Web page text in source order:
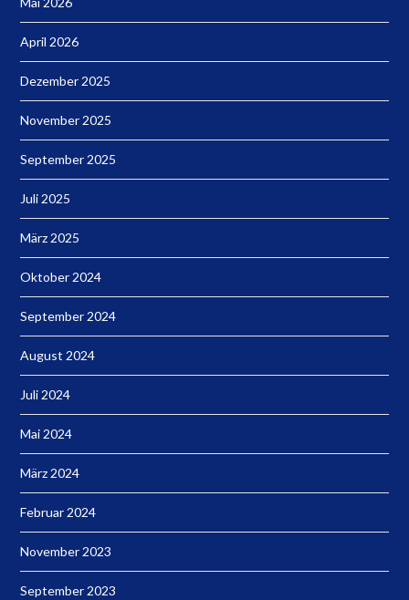
April 2026
Dezember 2025
November 2025
September 2025
Juli 2025
März 2025
Oktober 2024
September 2024
August 2024
Juli 2024
Mai 2024
März 2024
Februar 2024
November 2023
September 2023